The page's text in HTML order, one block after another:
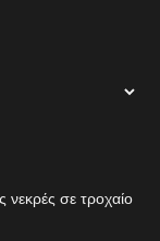
νεκρές σε τροχαίο